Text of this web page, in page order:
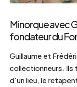
Minorque avec
fondateur du
Guillaume et
collectionneurs. Ils
d'un lieu, le